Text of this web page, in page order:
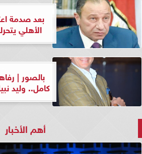
بعد صدمة
الأهلي
بالصور |
كامل.. وليد
أهم الأخبار